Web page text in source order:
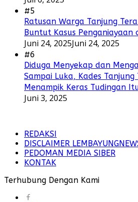
#5
Ratusan Warga Tanjung
Buntut Kasus Penganiayaan
Juni 24, 2025Juni 24, 2025
#6
Diduga Menyekap dan
Sampai Luka, Kades Tanjung
Menampik Keras Tudingan
Juni 3, 2025
REDAKSI
DISCLAIMER
PEDOMAN MEDIA SIBER
KONTAK
Terhubung Dengan Kami